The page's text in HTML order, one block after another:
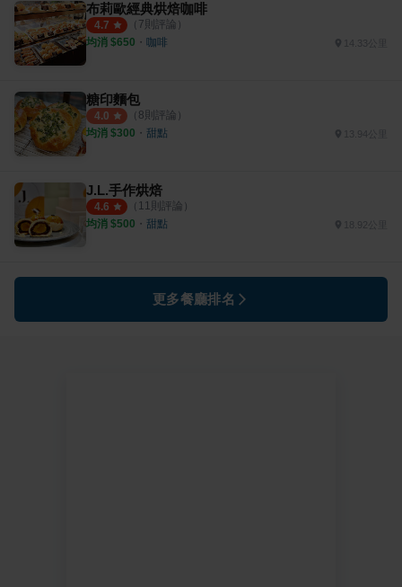
布莉歐經典烘焙咖啡
4.7 （ 7則評論）
均消 $650 ・ 咖啡 14.33公里
糖印麵包
4.0 （ 8則評論）
均消 $300 ・ 甜點 13.94公里
J.L.手作烘焙
4.6 （ 11則評論）
均消 $500 ・ 甜點
更多餐廳排名